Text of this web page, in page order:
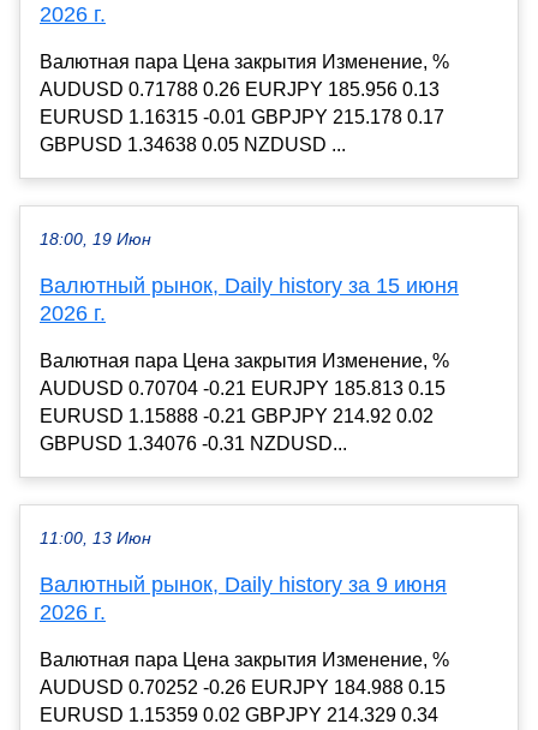
2026 г.
Валютная пара Цена закрытия Изменение, %
AUDUSD 0.71788 0.26 EURJPY 185.956 0.13
EURUSD 1.16315 -0.01 GBPJPY 215.178 0.17
GBPUSD 1.34638 0.05 NZDUSD ...
18:00, 19 Июн
Валютный рынок, Daily history за 15 июня
2026 г.
Валютная пара Цена закрытия Изменение, %
AUDUSD 0.70704 -0.21 EURJPY 185.813 0.15
EURUSD 1.15888 -0.21 GBPJPY 214.92 0.02
GBPUSD 1.34076 -0.31 NZDUSD...
11:00, 13 Июн
Валютный рынок, Daily history за 9 июня
2026 г.
Валютная пара Цена закрытия Изменение, %
AUDUSD 0.70252 -0.26 EURJPY 184.988 0.15
EURUSD 1.15359 0.02 GBPJPY 214.329 0.34